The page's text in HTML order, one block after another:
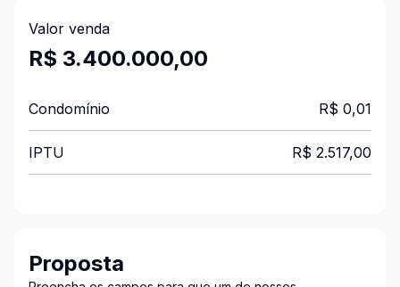
Valor venda
R$ 3.400.000,00
Condomínio R$ 0,01
IPTU R$ 2.517,00
Proposta